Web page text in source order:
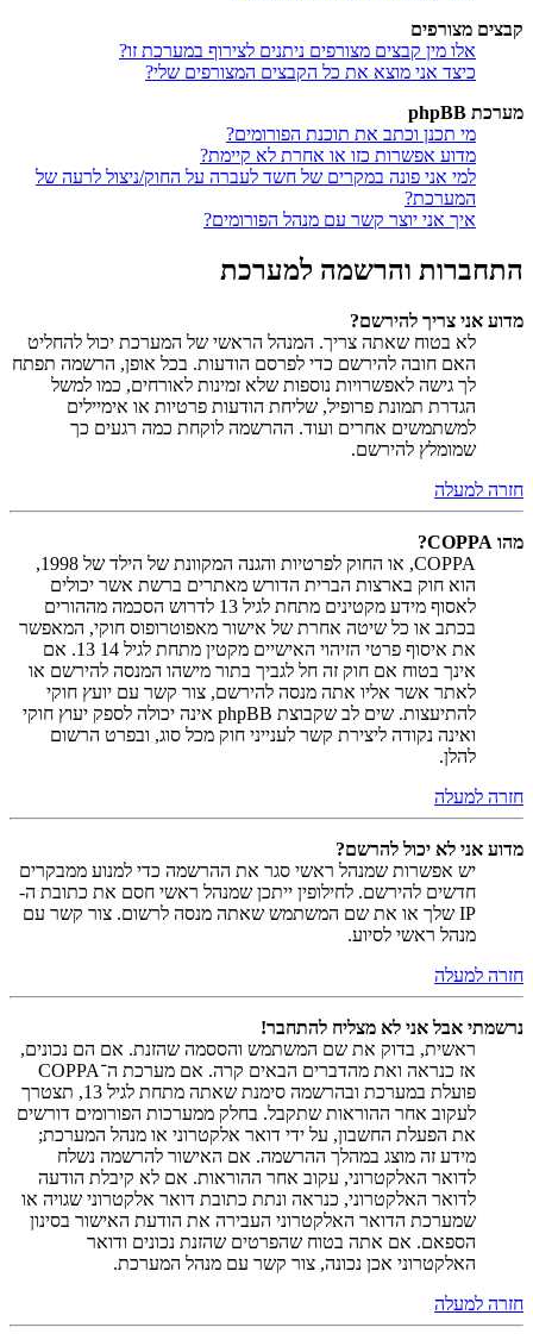
קבצים מצורפים
אלו מין קבצים מצורפים ניתנים לצירוף במערכת זו?
כיצד אני מוצא את כל הקבצים המצורפים שלי?
מערכת phpBB
מי תכנן וכתב את תוכנת הפורומים?
מדוע אפשרות כזו או אחרת לא קיימת?
למי אני פונה במקרים של חשד לעברה על החוק/ניצול לרעה של
המערכת?
איך אני יוצר קשר עם מנהל הפורומים?
התחברות והרשמה למערכת
מדוע אני צריך להירשם?
לא בטוח שאתה צריך. המנהל הראשי של המערכת יכול להחליט
האם חובה להירשם כדי לפרסם הודעות. בכל אופן, הרשמה תפתח
לך גישה לאפשרויות נוספות שלא זמינות לאורחים, כמו למשל
הגדרת תמונת פרופיל, שליחת הודעות פרטיות או אימיילים
למשתמשים אחרים ועוד. ההרשמה לוקחת כמה רגעים כך
שמומלץ להירשם.
חזרה למעלה
מהו COPPA?
COPPA, או החוק לפרטיות והגנה המקוונת של הילד של 1998,
הוא חוק בארצות הברית הדורש מאתרים ברשת אשר יכולים
לאסוף מידע מקטינים מתחת לגיל 13 לדרוש הסכמה מההורים
בכתב או כל שיטה אחרת של אישור מאפוטרופוס חוקי, המאפשר
את איסוף פרטי הזיהוי האישיים מקטין מתחת לגיל 14 13. אם
אינך בטוח אם חוק זה חל לגביך בתור מישהו המנסה להירשם או
לאתר אשר אליו אתה מנסה להירשם, צור קשר עם יועץ חוקי
להתיעצות. שים לב שקבוצת phpBB אינה יכולה לספק יעוץ חוקי
ואינה נקודה ליצירת קשר לענייני חוק מכל סוג, ובפרט הרשום
להלן.
חזרה למעלה
מדוע אני לא יכול להרשם?
יש אפשרות שמנהל ראשי סגר את ההרשמה כדי למנוע ממבקרים
חדשים להירשם. לחילופין ייתכן שמנהל ראשי חסם את כתובת ה-
IP שלך או את שם המשתמש שאתה מנסה לרשום. צור קשר עם
מנהל ראשי לסיוע.
חזרה למעלה
נרשמתי אבל אני לא מצליח להתחבר!
ראשית, בדוק את שם המשתמש והססמה שהזנת. אם הם נכונים,
אז כנראה ואת מהדברים הבאים קרה. אם מערכת ה־COPPA
פועלת במערכת ובהרשמה סימנת שאתה מתחת לגיל 13, תצטרך
לעקוב אחר ההוראות שתקבל. בחלק ממערכות הפורומים דורשים
את הפעלת החשבון, על ידי דואר אלקטרוני או מנהל המערכת;
מידע זה מוצג במהלך ההרשמה. אם האישור להרשמה נשלח
לדואר האלקטרוני, עקוב אחר ההוראות. אם לא קיבלת הודעה
לדואר האלקטרוני, כנראה ונתת כתובת דואר אלקטרוני שגויה או
שמערכת הדואר האלקטרוני העבירה את הודעת האישור בסינון
הספאם. אם אתה בטוח שהפרטים שהזנת נכונים ודואר
האלקטרוני אכן נכונה, צור קשר עם מנהל המערכת.
חזרה למעלה